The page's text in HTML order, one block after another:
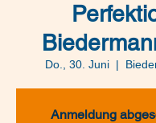
Do., 30. Juni
  |
Anmeldung